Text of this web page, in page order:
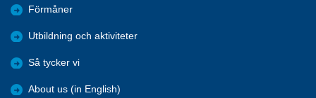
Förmåner
Utbildning och aktiviteter
Så tycker vi
About us (in English)